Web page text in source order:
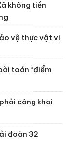
không tiền
vệ thực vật vi
toán “điểm
công khai
đoàn 32